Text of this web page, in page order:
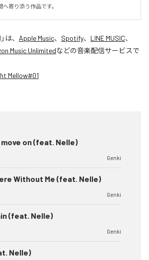
寄り添う作品です。
」は、 Apple Music、 Spotify、 LINE MUSIC、
Music Unlimitedなどの音楽配信サービスで
Mellow#01
on (feat. Nelle)
Genki
Without Me (feat. Nelle)
Genki
(feat. Nelle)
Genki
Nelle)